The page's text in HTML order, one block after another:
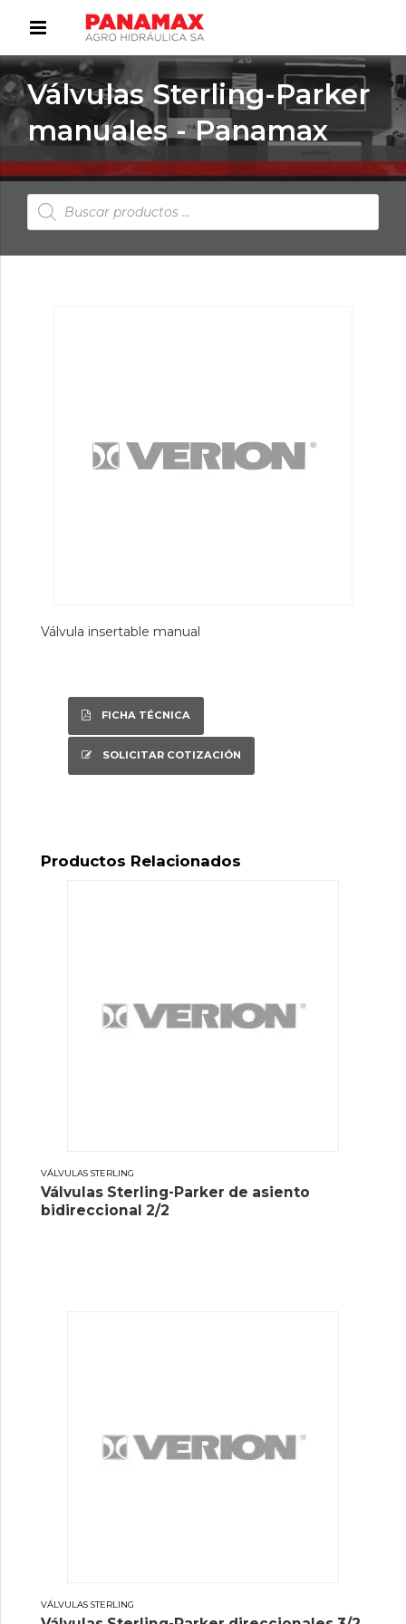
Válvulas Sterling-Parker
manuales - Panamax
Búsqueda
de
Válvula insertable manual
FICHA TÉCNICA
SOLICITAR COTIZACIÓN
Productos Relacionados
VÁLVULAS STERLING
Válvulas Sterling-Parker de asiento
bidireccional 2/2
VÁLVULAS STERLING